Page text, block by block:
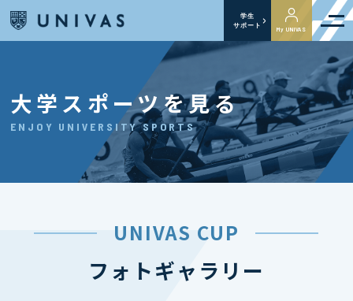
学生
サポート
My UNIVAS
大学スポーツを見る
ENJOY UNIVERSITY SPORTS
UNIVAS CUP
フォトギャラリー